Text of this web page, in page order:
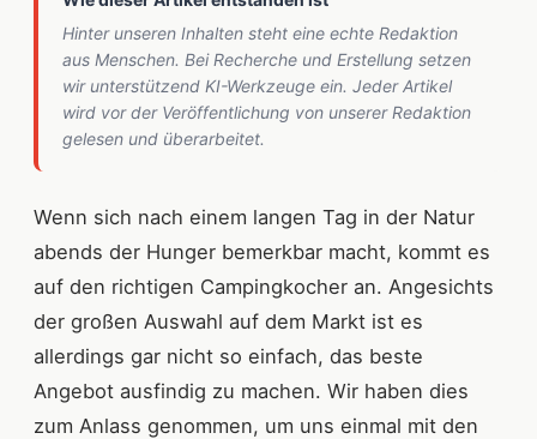
Hinter unseren Inhalten steht eine echte Redaktion
aus Menschen. Bei Recherche und Erstellung setzen
wir unterstützend KI-Werkzeuge ein. Jeder Artikel
wird vor der Veröffentlichung von unserer Redaktion
gelesen und überarbeitet.
Wenn sich nach einem langen Tag in der Natur
abends der Hunger bemerkbar macht, kommt es
auf den richtigen Campingkocher an. Angesichts
der großen Auswahl auf dem Markt ist es
allerdings gar nicht so einfach, das beste
Angebot ausfindig zu machen. Wir haben dies
zum Anlass genommen, um uns einmal mit den